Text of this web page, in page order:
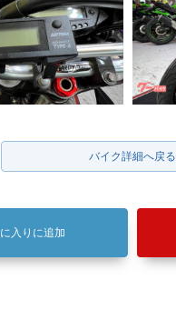
バイク詳細へ戻る
入りに追加